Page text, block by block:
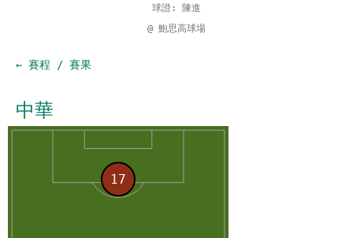
球證: 陳進
@ 鮑思高球場
← 賽程 / 賽果
中華